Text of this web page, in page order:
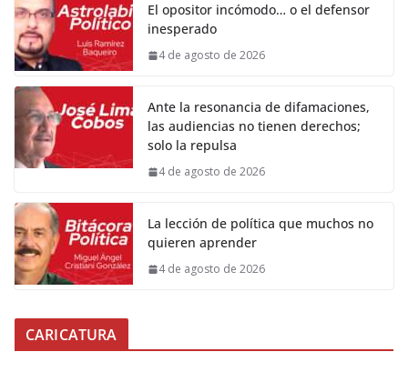
El opositor incómodo… o el defensor
inesperado
4 de agosto de 2026
Ante la resonancia de difamaciones,
las audiencias no tienen derechos;
solo la repulsa
4 de agosto de 2026
La lección de política que muchos no
quieren aprender
4 de agosto de 2026
CARICATURA